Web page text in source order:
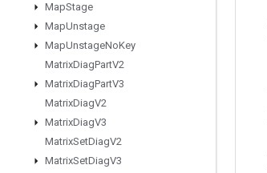
MapStage
MapUnstage
MapUnstageNoKey
MatrixDiagPartV2
MatrixDiagPartV3
MatrixDiagV2
MatrixDiagV3
MatrixSetDiagV2
MatrixSetDiagV3